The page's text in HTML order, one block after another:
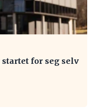
startet for seg selv